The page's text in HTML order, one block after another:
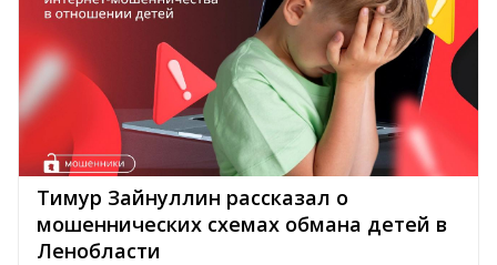
Тимур Зайнуллин рассказал о
мошеннических схемах обмана детей в
Ленобласти